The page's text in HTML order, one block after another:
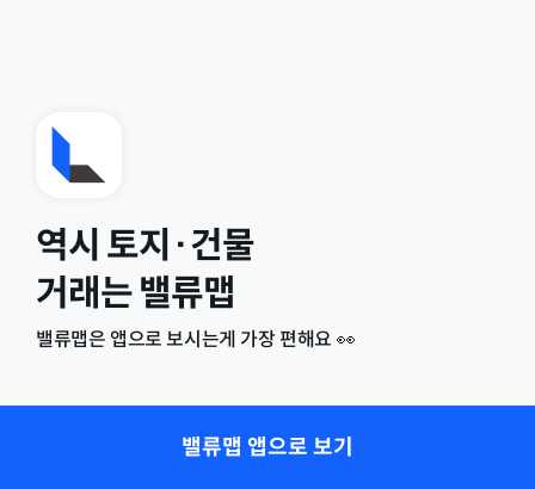
역시 토지·건물
거래는 밸류맵
밸류맵은 앱으로 보시는게 가장 편해요 👀
밸류맵 앱으로 보기